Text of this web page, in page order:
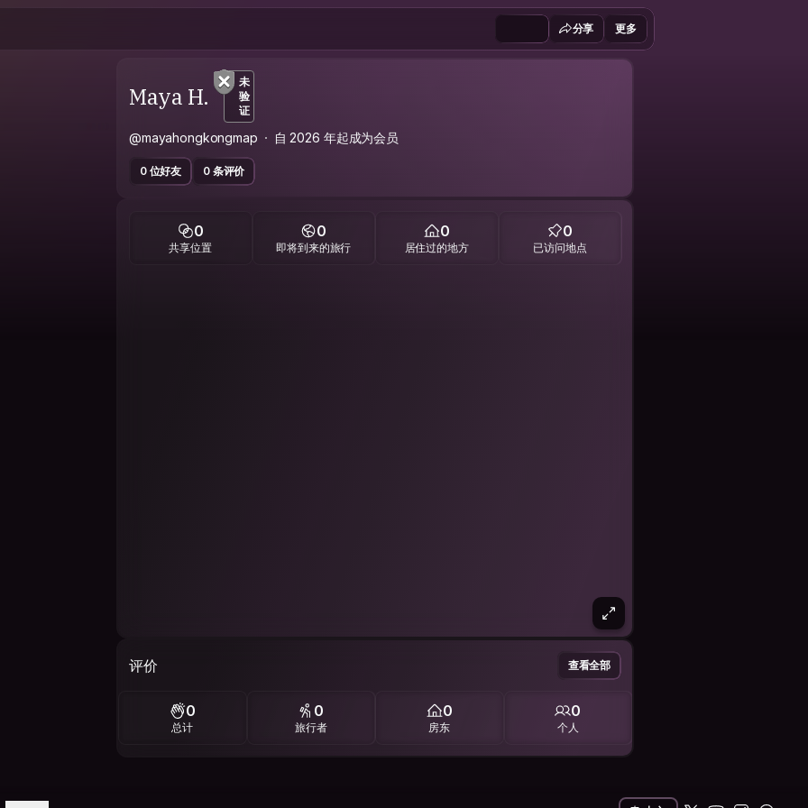
分享 更多
Maya H.
未
验
证
@mayahongkongmap 自 2026 年起成为会员
0 位好友 0 条评价
0
共享位置
0
即将到来的旅行
0
居住过的地方
0
已访问地点
评价 查看全部
0
总计
0
旅行者
0
房东
0
个人